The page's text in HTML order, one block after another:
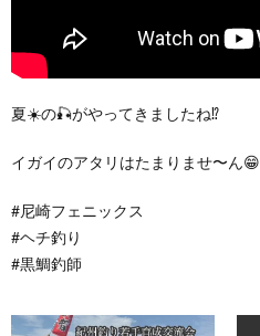
夏☀️の🎣がやってきましたね⁉️
イガイのアタリはたまりませ〜ん😁
#尼崎フェニックス
#ヘチ釣り
#黒鯛釣師